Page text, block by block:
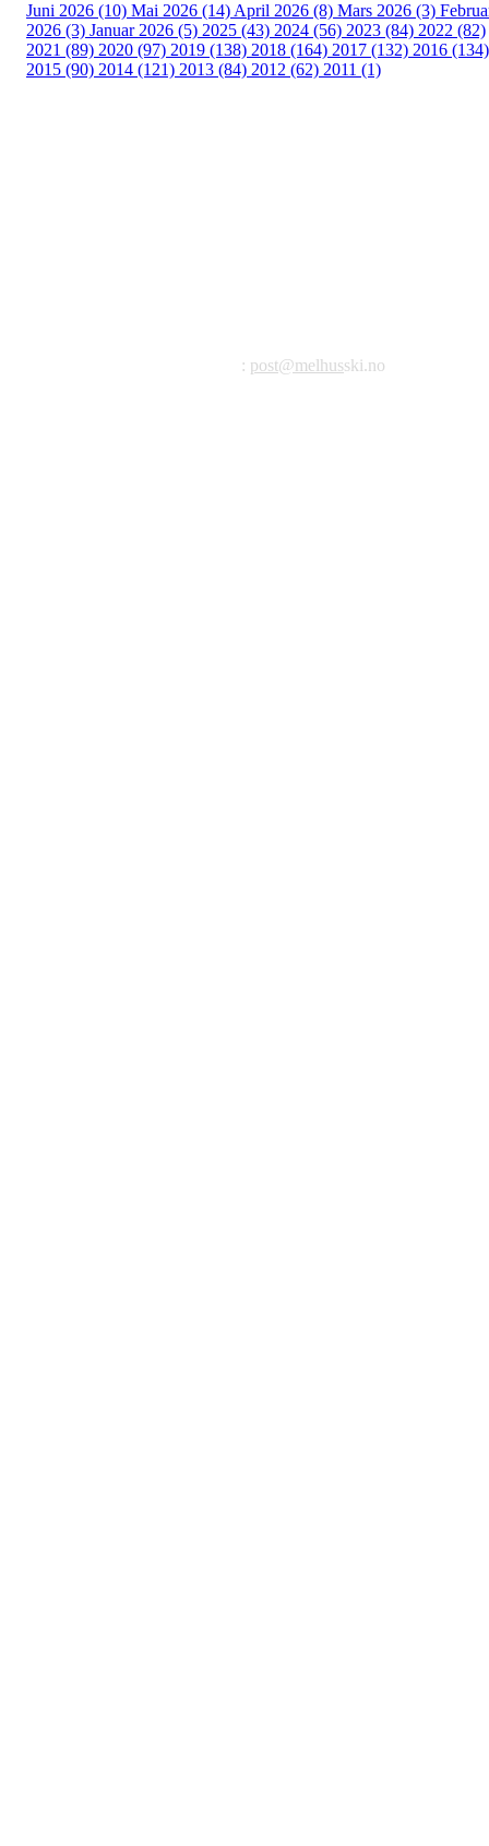
Juni 2026 (10) Mai 2026 (14) April 2026 (8) Mars 2026 (3)
2026 (3) Januar 2026 (5) 2025 (43) 2024 (56) 2023 (84) 2022 (82)
2021 (89) 2020 (97) 2019 (138) 2018 (164) 2017 (132) 2016 (134)
2015 (90) 2014 (121) 2013 (84) 2012 (62) 2011 (1)
: post@melhusski.no